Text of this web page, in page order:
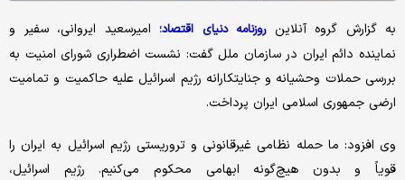
به گزارش گروه آنلاینروزنامه دنیای اقتصاد؛ امیرسعید ایروانی، سفیر و
نماینده دائم ایران در سازمان ملل گفت: نشست اضطراری شورای امنیت به
بررسی حملات وحشیانه و جنایتکارانه رژیم اسرائیل علیه حاکمیت و تمامیت
ارضی جمهوری اسلامی ایران پرداخت.
وی افزود: ما حمله نظامی غیرقانونی و تروریستی رژیم اسرائیل به ایران را
قویاً و بدون هیچ‌گونه ابهامی محکوم می‌کنیم. رژیم اسرائیل،